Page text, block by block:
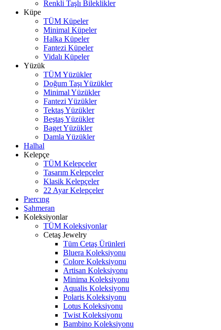
Renkli Taşlı Bileklikler
Küpe
TÜM Küpeler
Minimal Küpeler
Halka Küpeler
Fantezi Küpeler
Vidalı Küpeler
Yüzük
TÜM Yüzükler
Doğum Taşı Yüzükler
Minimal Yüzükler
Fantezi Yüzükler
Tektaş Yüzükler
Beştaş Yüzükler
Baget Yüzükler
Damla Yüzükler
Halhal
Kelepçe
TÜM Kelepçeler
Tasarım Kelepçeler
Klasik Kelepçeler
22 Ayar Kelepçeler
Pıercıng
Şahmeran
Koleksiyonlar
TÜM Koleksiyonlar
Cetaş Jewelry
Tüm Cetaş Ürünleri
Bluera Koleksiyonu
Colore Koleksiyonu
Artisan Koleksiyonu
Minima Koleksiyonu
Aqualis Koleksiyonu
Polaris Koleksiyonu
Lotus Koleksiyonu
Twist Koleksiyonu
Bambino Koleksiyonu